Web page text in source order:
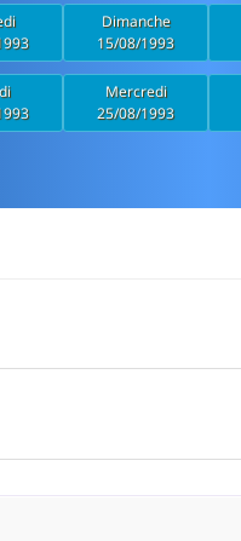
Dimanche
15/08/1993
Mercredi
25/08/1993